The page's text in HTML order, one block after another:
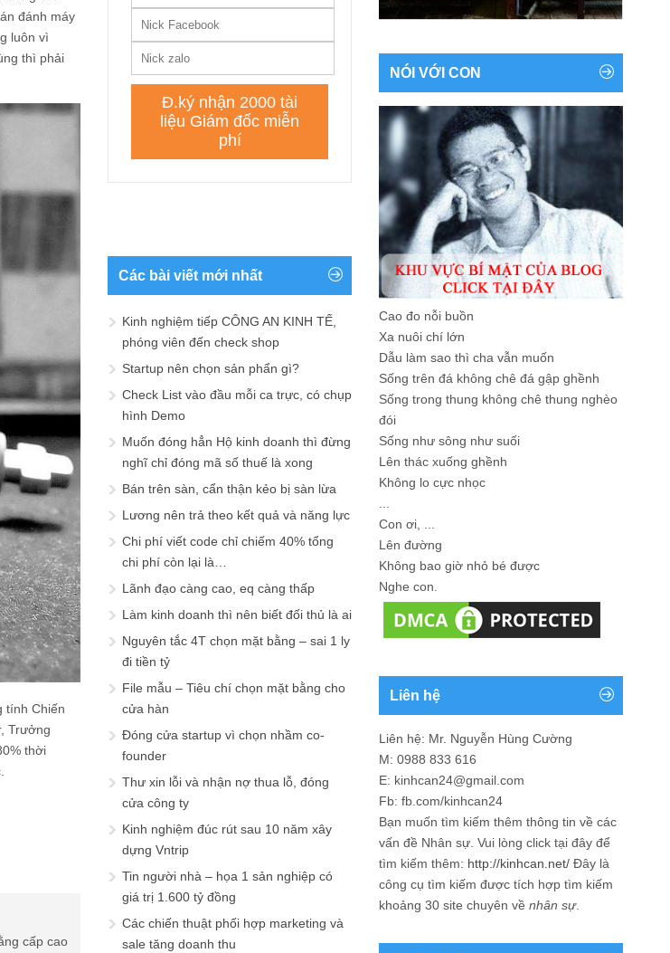
đánh máy
luôn vì
thì phải
tính Chiến
Trưởng
thời
cấp cao
Các bài viết mới nhất
Kinh nghiệm tiếp CÔNG AN KINH TẾ,
phóng viên đến check shop
Startup nên chọn sản phẩn gì?
Check List vào đầu mỗi ca trực, có chụp
hình Demo
Muốn đóng hẳn Hộ kinh doanh thì đừng
nghĩ chỉ đóng mã số thuế là xong
Bán trên sàn, cẩn thận kẻo bị sàn lừa
Lương nên trả theo kết quả và năng lực
Chi phí viết code chỉ chiếm 40% tổng
chi phí còn lại là…
Lãnh đạo càng cao, eq càng thấp
Làm kinh doanh thì nên biết đối thủ là ai
Nguyên tắc 4T chọn mặt bằng – sai 1 ly
đi tiền tỷ
File mẫu – Tiêu chí chọn mặt bằng cho
cửa hàn
Đóng cửa startup vì chọn nhầm co-
founder
Thư xin lỗi và nhận nợ thua lỗ, đóng
cửa công ty
Kinh nghiệm đúc rút sau 10 năm xây
dựng Vntrip
Tin người nhà – họa 1 sản nghiệp có
giá trị 1.600 tỷ đồng
Các chiến thuật phối hợp marketing và
sale tăng doanh thu
NÓI VỚI CON
Cao đo nỗi buồn
Xa nuôi chí lớn
Dẫu làm sao thì cha vẫn muốn
Sống trên đá không chê đá gập ghềnh
Sống trong thung không chê thung nghèo
đói
Sống như sông như suối
Lên thác xuống ghềnh
Không lo cực nhọc
Con ơi, ...
Lên đường
Không bao giờ nhỏ bé được
Nghe con.
Liên hệ
Liên hệ: Mr. Nguyễn Hùng Cường
M: 0988 833 616
E: kinhcan24@gmail.com
Fb: fb.com/kinhcan24
Bạn muốn tìm kiếm thêm thông tin về các
vấn đề Nhân sự . Vui lòng click tại đây để
tìm kiếm thêm: http://kinhcan.net/ Đây là
công cụ tìm kiếm được tích hợp tìm kiếm
khoảng 30 site chuyên về nhân sự.